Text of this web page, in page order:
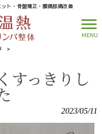
ト・骨盤矯正・腰痛膝痛改善
MENU
>
すっきりし
2023/05/11